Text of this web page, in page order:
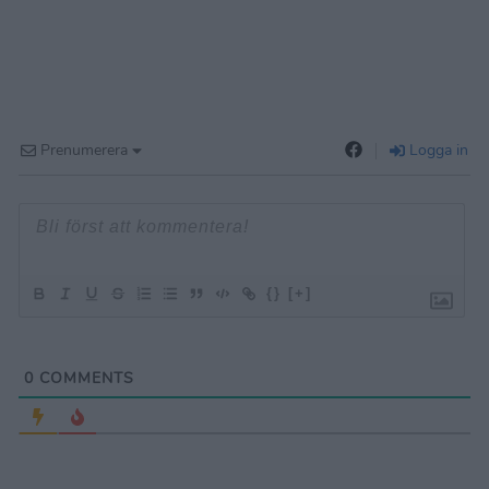
Prenumerera Logga in
{} [+]
0 COMMENTS